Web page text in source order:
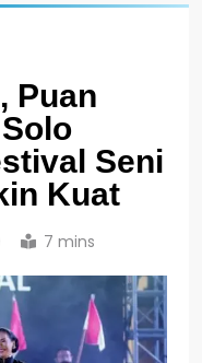
Puan
Seni
Kuat
7 mins